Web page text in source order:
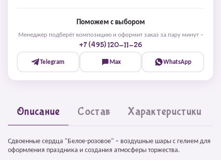
Поможем с выбором
Менеджер подберёт композицию и оформит заказ за пару минут –
+7 (495) 120-11-26
Telegram Max WhatsApp
Описание Состав Характеристики
Сдвоенные сердца "Белое-розовое" – воздушные шары с гелием для
оформления праздника и создания атмосферы торжества.